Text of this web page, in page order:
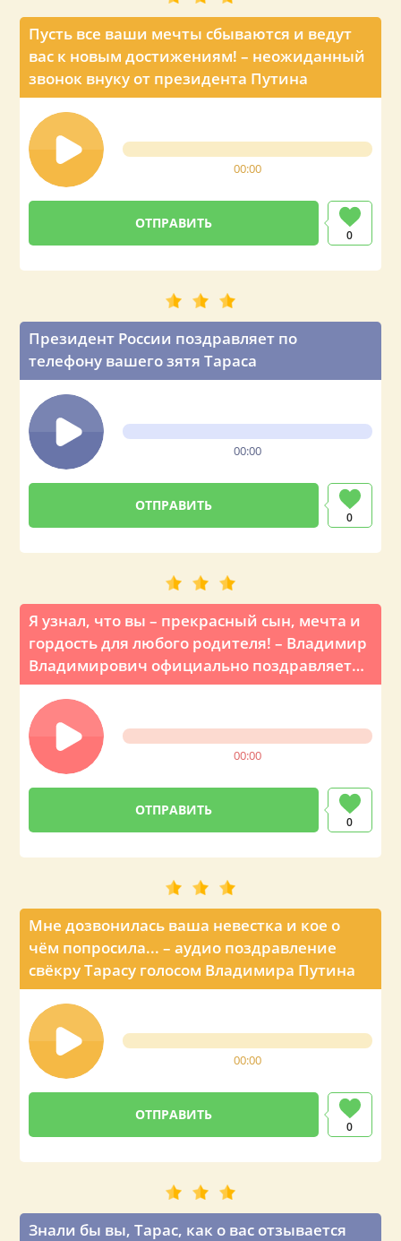
Пусть все ваши мечты сбываются и ведут
вас к новым достижениям! – неожиданный
звонок внуку от президента Путина
00:00
0
Президент России поздравляет по
телефону вашего зятя Тараса
00:00
0
Я узнал, что вы – прекрасный сын, мечта и
гордость для любого родителя! – Владимир
Владимирович официально поздравляет
по телефону
00:00
0
Мне дозвонилась ваша невестка и кое о
чём попросила... – аудио поздравление
свёкру Тарасу голосом Владимира Путина
00:00
0
Знали бы вы, Тарас, как о вас отзывается